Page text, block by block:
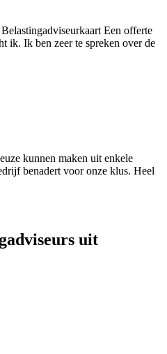
Een offerte
ik. Ik ben zeer te spreken over de
kunnen maken uit enkele
benadert voor onze klus. Heel
uit